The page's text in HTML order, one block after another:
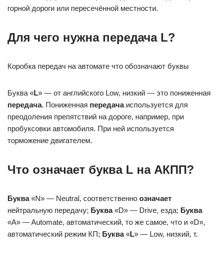
горной дороги или пересечённой местности.
Для чего нужна передача L?
Коробка передач на автомате что обозначают буквы
Буква «L» — от английского Low, низкий — это пониженная
передача. Пониженная передачаиспользуется для
преодоления препятствий на дороге, например, при
пробуксовки автомобиля. При ней используется
торможение двигателем.
Что означает буква L на АКПП?
Буква«N» — Neutral, соответственно означает
нейтральную передачу; Буква«D» — Drive, езда; Буква
«A» — Automate, автоматический, то же самое, что и «D»,
автоматический режим КП; Буква«L» — Low, низкий, т.